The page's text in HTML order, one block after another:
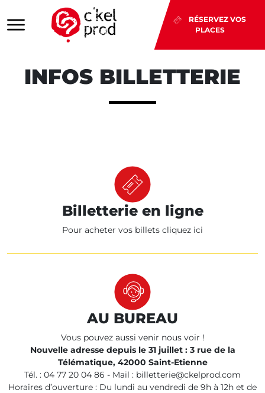
RÉSERVEZ VOS
PLACES
INFOS BILLETTERIE
Billetterie en ligne
Pour acheter vos billets cliquez ici
AU BUREAU
Vous pouvez aussi venir nous voir !
Nouvelle adresse depuis le 31 juillet : 3 rue de la
Télématique, 42000 Saint-Etienne
Tél. : 04 77 20 04 86 - Mail : billetterie@ckelprod.com
Horaires d’ouverture : Du lundi au vendredi de 9h à 12h et de